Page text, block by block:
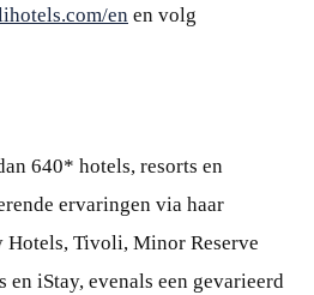
en en volg
640* hotels, resorts en
ervaringen via haar
Hotels, Tivoli, Minor Reserve
iStay, evenals een gevarieerd